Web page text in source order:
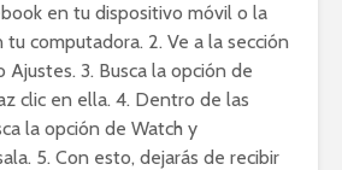
en tu dispositivo móvil o la
tu computadora. 2. Ve a la sección
Ajustes. 3. Busca la opción de
clic en ella. 4. Dentro de las
la opción de Watch y
5. Con esto, dejarás de recibir